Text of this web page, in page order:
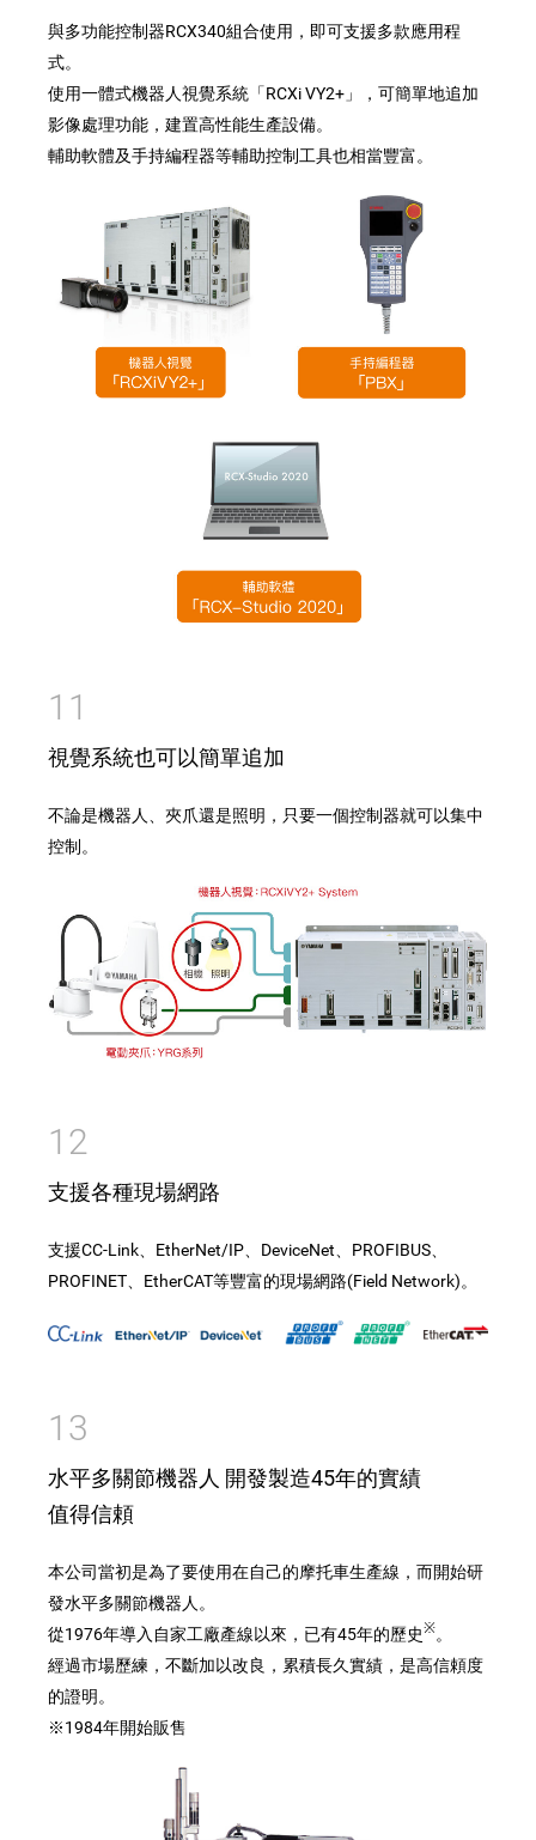
與多功能控制器RCX340組合使用，即可支援多款應用程
式。
使用一體式機器人視覺系統「RCXi VY2+」，可簡單地追加
影像處理功能，建置高性能生產設備。
輔助軟體及手持編程器等輔助控制工具也相當豐富。
11
視覺系統也可以簡單追加
不論是機器人、夾爪還是照明，只要一個控制器就可以集中
控制。
12
支援各種現場網路
支援CC-Link、EtherNet/IP、DeviceNet、PROFIBUS、
PROFINET、EtherCAT等豐富的現場網路(Field Network)。
13
水平多關節機器人 開發製造45年的實績
值得信頼
本公司當初是為了要使用在自己的摩托車生產線，而開始研
發水平多關節機器人。
從1976年導入自家工廠產線以來，已有45年的歷史※。
經過市場歷練，不斷加以改良，累積長久實績，是高信頼度
的證明。
※1984年開始販售